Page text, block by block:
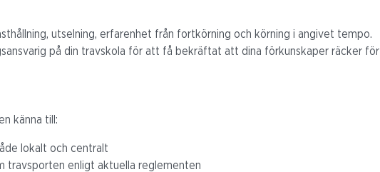
utselning, erfarenhet från fortkörning och körning i angivet tempo.
på din travskola för att få bekräftat att dina förkunskaper räcker för
känna till:
lokalt och centralt
travsporten enligt aktuella reglementen